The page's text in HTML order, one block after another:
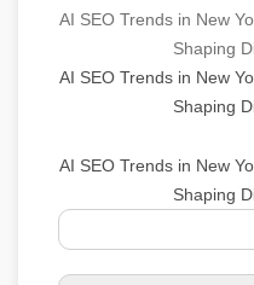
AI SEO Trends in New
Shaping
AI SEO Trends in New
Shaping
AI SEO Trends in New
Shaping